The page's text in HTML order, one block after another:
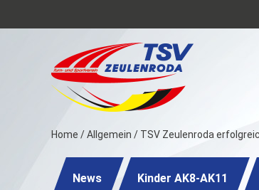
Home /Allgemein / TSV Zeulenroda
News Kinder AK8-AK11